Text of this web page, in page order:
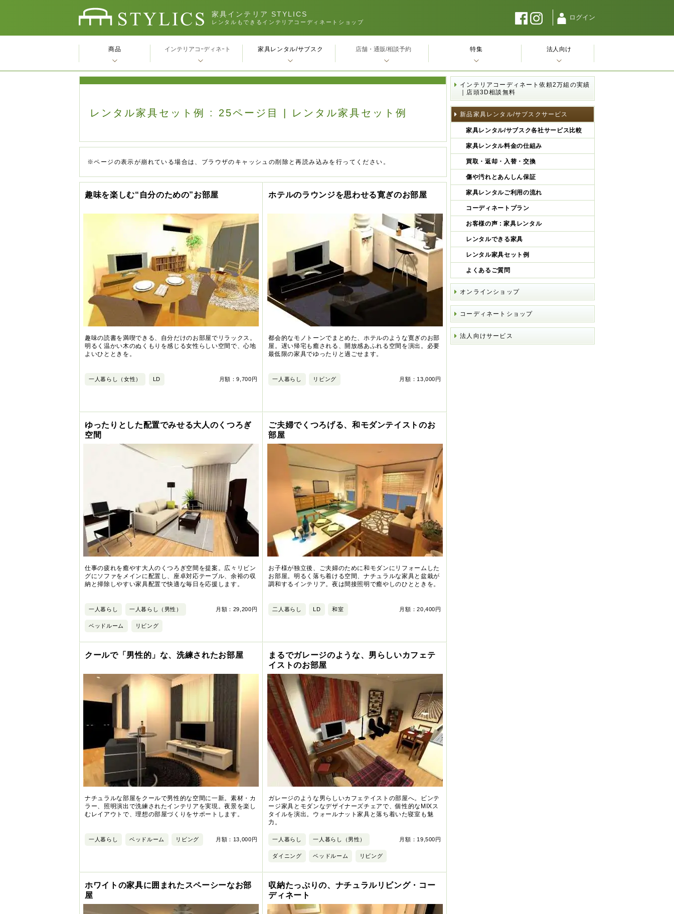
家具インテリア STYLICS
レンタルもできるインテリアコーディネートショップ
ログイン
レンタル家具セット例 : 25ページ目 | レンタル家具セット例
※ページの表示が崩れている場合は、ブラウザのキャッシュの削除と再読み込みを行ってください。
趣味を楽しむ“自分のための”お部屋
趣味の読書を満喫できる、自分だけのお部屋でリラックス。
明るく温かい木のぬくもりを感じる女性らしい空間で、心地
よいひとときを。
月額：9,700円
一人暮らし（女性） LD
ホテルのラウンジを思わせる寛ぎのお部屋
都会的なモノトーンでまとめた、ホテルのような寛ぎのお部
屋。遅い帰宅も癒される、開放感あふれる空間を演出。必要
最低限の家具でゆったりと過ごせます。
月額：13,000円
一人暮らし リビング
ゆったりとした配置でみせる大人のくつろぎ
空間
仕事の疲れを癒やす大人のくつろぎ空間を提案。広々リビン
グにソファをメインに配置し、座卓対応テーブル、余裕の収
納と掃除しやすい家具配置で快適な毎日を応援します。
月額：29,200円
一人暮らし 一人暮らし（男性）
ベッドルーム リビング
ご夫婦でくつろげる、和モダンテイストのお
部屋
お子様が独立後、ご夫婦のために和モダンにリフォームした
お部屋。明るく落ち着ける空間、ナチュラルな家具と盆栽が
調和するインテリア。夜は間接照明で癒やしのひとときを。
月額：20,400円
二人暮らし LD 和室
クールで「男性的」な、洗練されたお部屋
ナチュラルな部屋をクールで男性的な空間に一新。素材・カ
ラー、照明演出で洗練されたインテリアを実現。夜景を楽し
むレイアウトで、理想の部屋づくりをサポートします。
月額：13,000円
一人暮らし ベッドルーム リビング
まるでガレージのような、男らしいカフェテ
イストのお部屋
ガレージのような男らしいカフェテイストの部屋へ。ビンテ
ージ家具とモダンなデザイナーズチェアで、個性的なMIXス
タイルを演出。ウォールナット家具と落ち着いた寝室も魅
力。
月額：19,500円
一人暮らし 一人暮らし（男性）
ダイニング ベッドルーム リビング
ホワイトの家具に囲まれたスペーシーなお部
屋
収納たっぷりの、ナチュラルリビング・コー
ディネート
インテリアコーディネート依頼2万組の実績
｜店頭3D相談無料
新品家具レンタル/サブスクサービス
家具レンタル/サブスク各社サービス比較
家具レンタル料金の仕組み
買取・返却・入替・交換
傷や汚れとあんしん保証
家具レンタルご利用の流れ
コーディネートプラン
お客様の声 : 家具レンタル
レンタルできる家具
レンタル家具セット例
よくあるご質問
オンラインショップ
コーディネートショップ
法人向けサービス
商品 インテリアコｰディネｰト 家具レンタル/サブスク 店舗・通販/相談予約 特集 法人向け